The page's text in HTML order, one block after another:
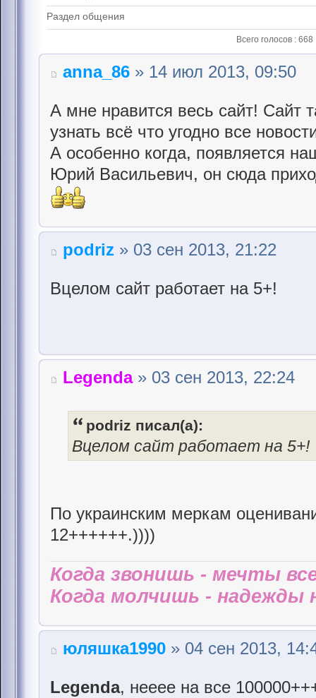
Раздел общения
Всего голосов : 668
anna_86 » 14 июл 2013, 09:50
А мне нравится весь сайт! Сайт
узнать всё что угодно все
А особенно когда, появляется
Юрий Васильевич, он сюда
podriz » 03 сен 2013, 21:22
Вцелом сайт работает на 5+!
Legenda» 03 сен 2013, 22:24
podriz писал(а):
Вцелом сайт работает на 5+!
По украинским меркам
12++++++.))))
Когда звонишь - мечты
Когда молчишь - надежды
юляшка1990 » 04 сен 2013,
Legenda, нееее на все